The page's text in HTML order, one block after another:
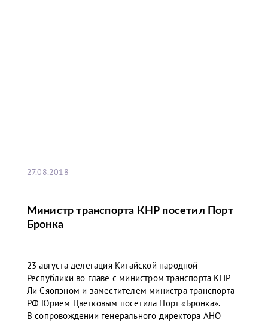
27.08.2018
Министр транспорта КНР посетил Порт
Бронка
23 августа делегация Китайской народной
Республики во главе с министром транспорта КНР
Ли Сяопэном и заместителем министра транспорта
РФ Юрием Цветковым посетила Порт «Бронка».
В сопровождении генерального директора АНО